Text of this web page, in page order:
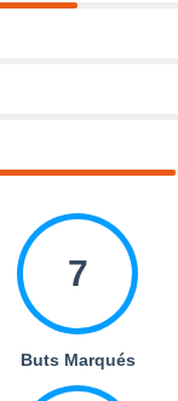
7
Buts Marqués